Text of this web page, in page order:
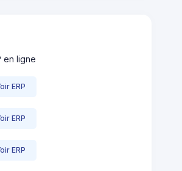
en ligne
ERP
ERP
ERP